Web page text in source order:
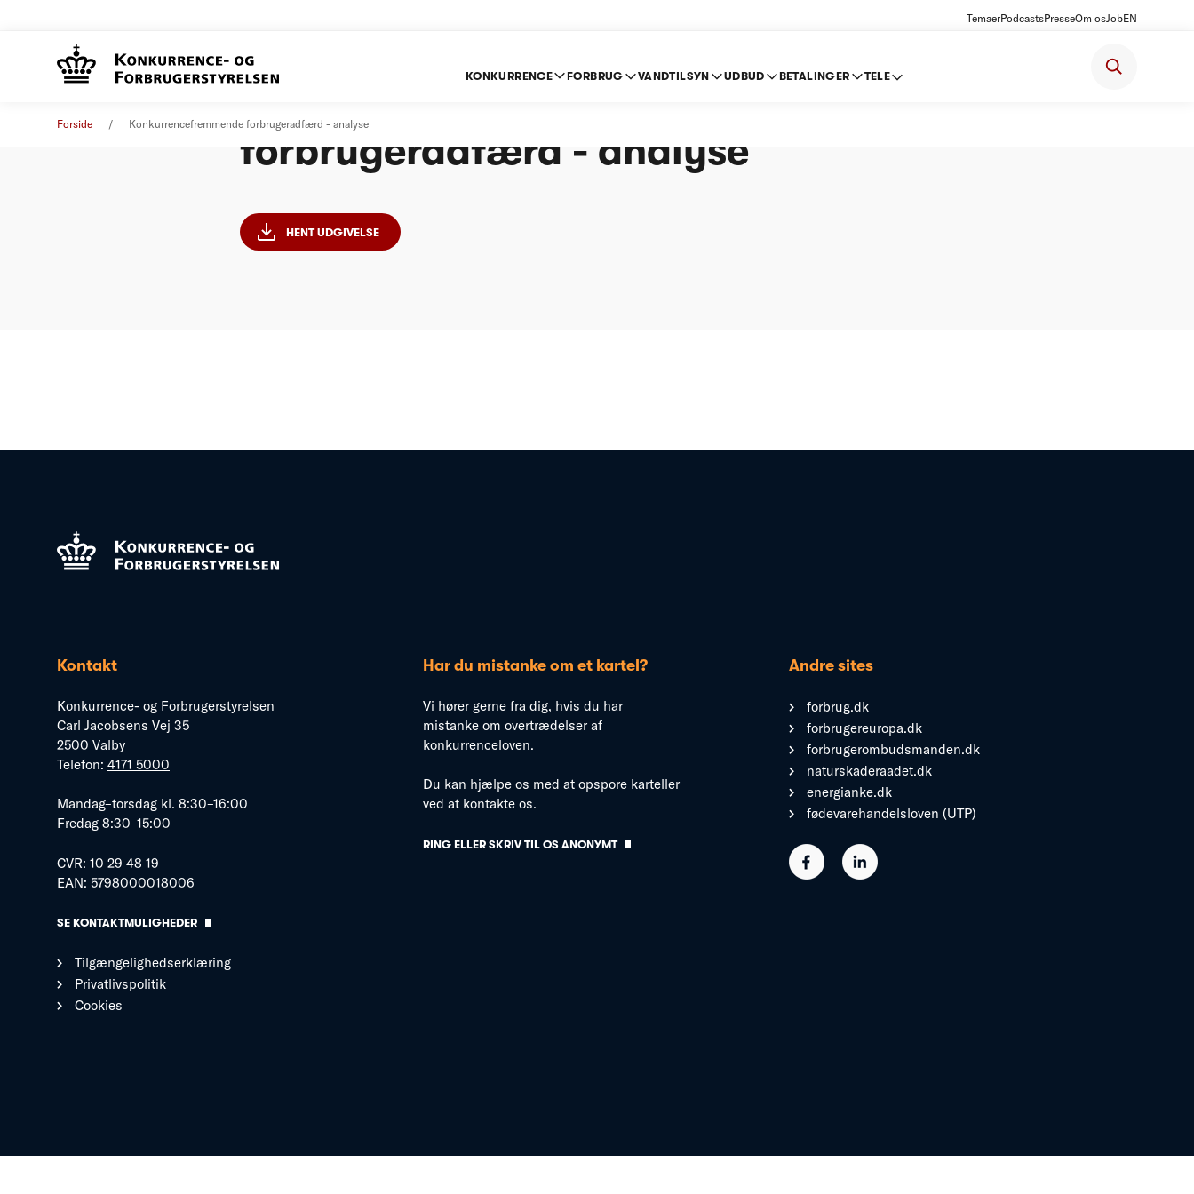
TemaerPodcastsPresseOm osJobEN
KONKURRENCE FORBRUG VANDTILSYN UDBUD BETALINGER TELE
Forside Konkurrencefremmende forbrugeradfærd - analyse
forbrugeradfærd - analyse
HENT UDGIVELSE
Kontakt
Konkurrence- og Forbrugerstyrelsen
Carl Jacobsens Vej 35
2500 Valby
Telefon: 4171 5000
Mandag–torsdag kl. 8:30–16:00
Fredag 8:30–15:00
CVR: 10 29 48 19
EAN: 5798000018006
SE KONTAKTMULIGHEDER
Tilgængelighedserklæring
Privatlivspolitik
Cookies
Har du mistanke om et kartel?
Vi hører gerne fra dig, hvis du har
mistanke om overtrædelser af
konkurrenceloven.
Du kan hjælpe os med at opspore karteller
ved at kontakte os.
RING ELLER SKRIV TIL OS ANONYMT
Andre sites
forbrug.dk
forbrugereuropa.dk
forbrugerombudsmanden.dk
naturskaderaadet.dk
energianke.dk
fødevarehandelsloven (UTP)